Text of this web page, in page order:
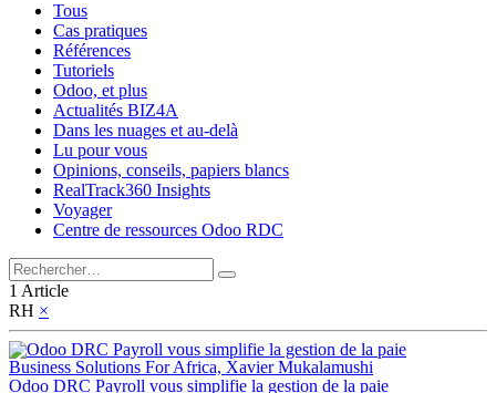
Tous
Cas pratiques
Références
Tutoriels
Odoo, et plus
Actualités BIZ4A
Dans les nuages et au-delà
Lu pour vous
Opinions, conseils, papiers blancs
RealTrack360 Insights
Voyager
Centre de ressources Odoo RDC
1 Article
RH ×
Business Solutions For Africa, Xavier Mukalamushi
Odoo DRC Payroll vous simplifie la gestion de la paie